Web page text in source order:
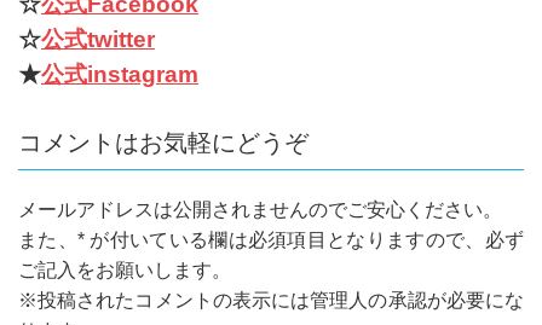
☆公式twitter
★公式instagram
コメントはお気軽にどうぞ
メールアドレスは公開されませんのでご安心ください。
また、 *が付いている欄は必須項目となりますので、必ず
ご記入をお願いします。
※投稿されたコメントの表示には管理人の承認が必要にな